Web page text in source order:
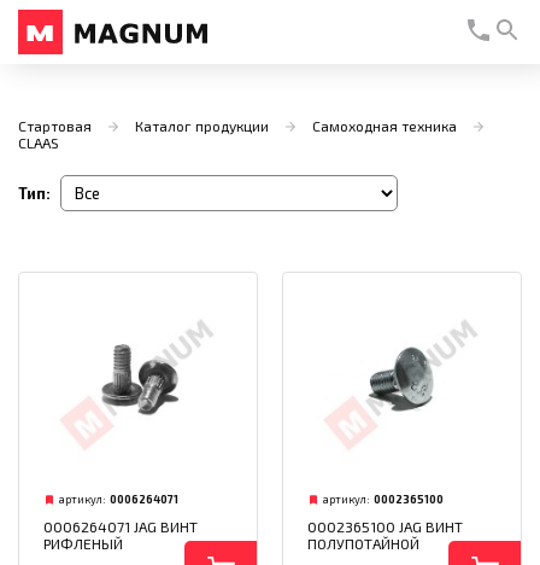
Стартовая Каталог продукции
Самоходная техника
CLAAS
Тип:
артикул: 0006264071
0006264071 JAG ВИНТ
РИФЛЕНЫЙ
артикул: 0002365100
0002365100 JAG ВИНТ
ПОЛУПОТАЙНОЙ